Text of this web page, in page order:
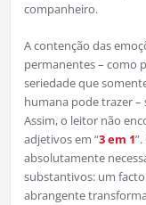
companheiro.
A contenção das
permanentes – como
seriedade que
humana pode trazer –
Assim, o leitor não
adjetivos em “3 em 1
absolutamente
substantivos: um
abrangente